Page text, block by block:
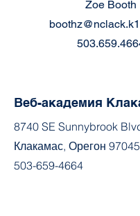
Zoe Booth
Веб-академия
8740 SE Sunnybrook
Клакамас, Орегон 97045
503-659-4664